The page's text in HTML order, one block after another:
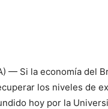
— Si la economía del
los niveles de
hoy por la